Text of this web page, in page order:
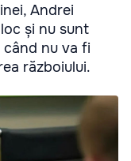
Andrei
și nu sunt
nu va fi
războiului.